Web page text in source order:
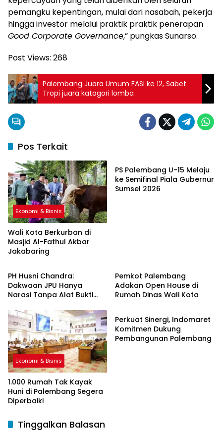
pemangku kepentingan, mulai dari nasabah, pekerja
hingga investor melalui praktik praktik penerapan
Good Corporate Governance,” pungkas Sunarso.
Post Views: 268
Palembang Juara Umum FASI ke 12, Sabet
Tropi juara katagori lomba
Pos Terkait
Ekonomi & Bisnis
Wali Kota Berkurban di
Masjid Al-Fathul Akbar
Jakabaring
PS Palembang U-15 Melaju
ke Semifinal Piala Gubernur
Sumsel 2026
Ekonomi & Bisnis
PH Husni Chandra:
Dakwaan JPU Hanya
Narasi Tanpa Alat Bukti
Pemkot Palembang
Adakan Open House di
Rumah Dinas Wali Kota
Ekonomi & Bisnis
1.000 Rumah Tak Kayak
Huni di Palembang Segera
Diperbaiki
Ekonomi & Bisnis
Perkuat Sinergi, Indomaret
Komitmen Dukung
Pembangunan Palembang
Tinggalkan Balasan